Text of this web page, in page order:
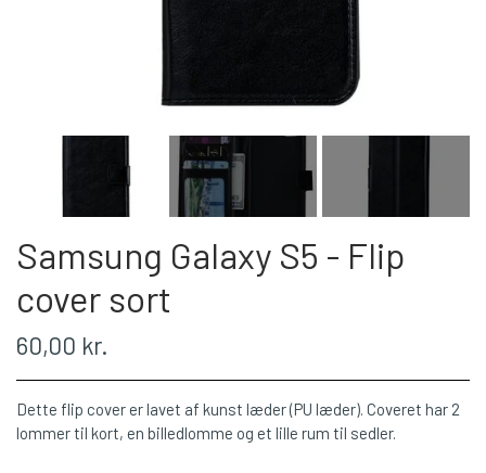
Samsung Galaxy S5 - Flip
cover sort
60,00 kr.
Dette flip cover er lavet af kunst læder (PU læder). Coveret har 2
lommer til kort, en billedlomme og et lille rum til sedler.